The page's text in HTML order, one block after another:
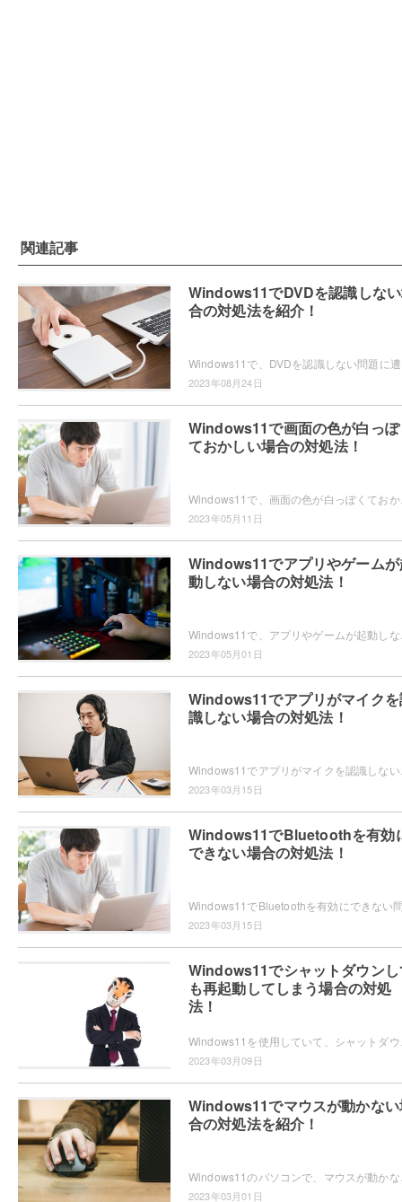
関連記事
Windows11でDVDを認識しな
合の対処法を紹介！
2023年08月24日
Windows11で画面の色が白っ
ておかしい場合の対処法！
Windows11で、画面の色が白っぽ
2023年05月11日
Windows11でアプリやゲーム
動しない場合の対処法！
2023年05月01日
Windows11でアプリがマイク
識しない場合の対処法！
2023年03月15日
Windows11でBluetoothを有効
できない場合の対処法！
2023年03月15日
Windows11でシャットダウン
も再起動してしまう場合の対処
法！
2023年03月09日
Windows11でマウスが動かな
合の対処法を紹介！
2023年03月01日